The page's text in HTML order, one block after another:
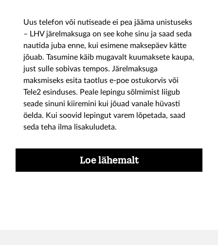
Uus telefon või nutiseade ei pea jääma unistuseks
– LHV järelmaksuga on see kohe sinu ja saad seda
nautida juba enne, kui esimene maksepäev kätte
jõuab. Tasumine käib mugavalt kuumaksete kaupa,
just sulle sobivas tempos. Järelmaksuga
maksmiseks esita taotlus e-poe ostukorvis või
Tele2 esinduses. Peale lepingu sõlmimist liigub
seade sinuni kiiremini kui jõuad vanale hüvasti
öelda. Kui soovid lepingut varem lõpetada, saad
seda teha ilma lisakuludeta.
Loe lähemalt